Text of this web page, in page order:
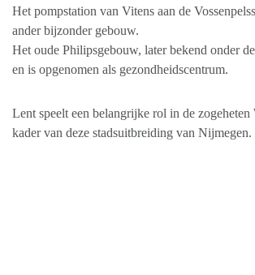
Het pompstation van Vitens aan de
ander bijzonder gebouw.
Het oude Philipsgebouw, later bekend onder
en is opgenomen als gezondheidscentrum.
Lent speelt een belangrijke rol in de zogeheten
kader van deze stadsuitbreiding van Nijmegen.